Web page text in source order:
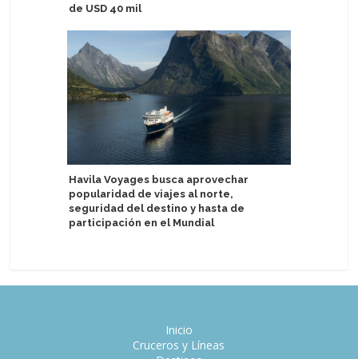
de USD 40 mil
Havila Voyages busca aprovechar
popularidad de viajes al norte,
seguridad del destino y hasta de
participación en el Mundial
Inicio
Cruceros y Líneas